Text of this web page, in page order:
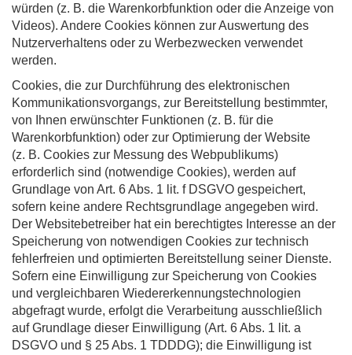
würden (z. B. die Warenkorbfunktion oder die Anzeige von
Videos). Andere Cookies können zur Auswertung des
Nutzerverhaltens oder zu Werbezwecken verwendet
werden.
Cookies, die zur Durchführung des elektronischen
Kommunikationsvorgangs, zur Bereitstellung bestimmter,
von Ihnen erwünschter Funktionen (z. B. für die
Warenkorbfunktion) oder zur Optimierung der Website
(z. B. Cookies zur Messung des Webpublikums)
erforderlich sind (notwendige Cookies), werden auf
Grundlage von Art. 6 Abs. 1 lit. f DSGVO gespeichert,
sofern keine andere Rechtsgrundlage angegeben wird.
Der Websitebetreiber hat ein berechtigtes Interesse an der
Speicherung von notwendigen Cookies zur technisch
fehlerfreien und optimierten Bereitstellung seiner Dienste.
Sofern eine Einwilligung zur Speicherung von Cookies
und vergleichbaren Wiedererkennungstechnologien
abgefragt wurde, erfolgt die Verarbeitung ausschließlich
auf Grundlage dieser Einwilligung (Art. 6 Abs. 1 lit. a
DSGVO und § 25 Abs. 1 TDDDG); die Einwilligung ist